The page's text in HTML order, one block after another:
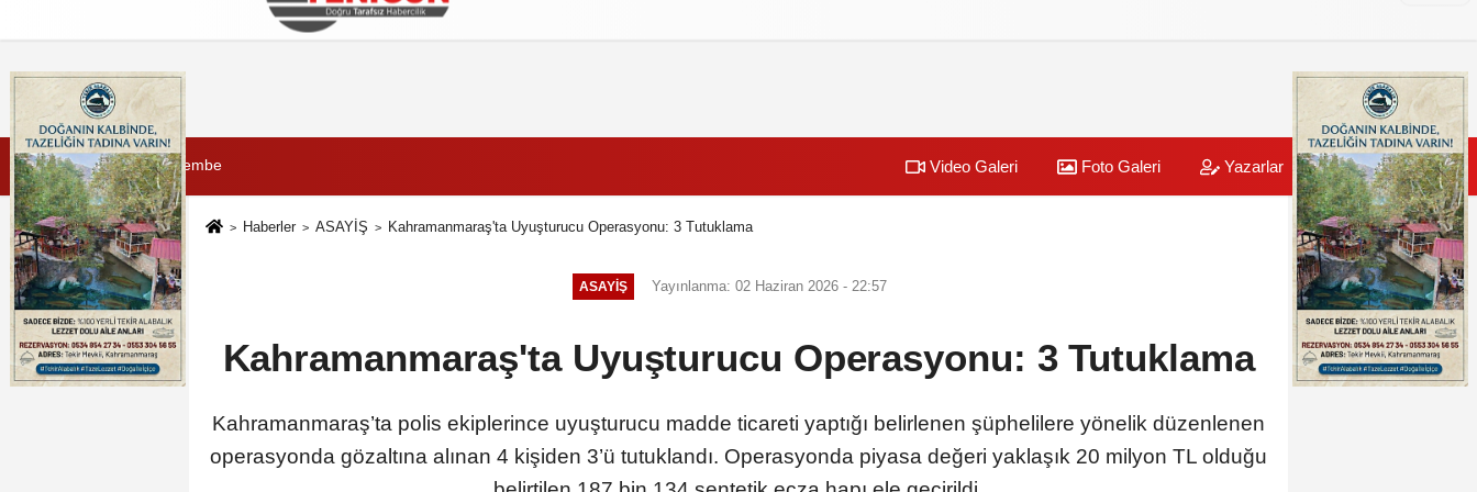
İletişim Çerez Politikası
6 Ağustos 2026, Perşembe Video Galeri Foto Galeri Yazarlar Üye Paneli
Haberler ASAYİŞ Kahramanmaraş'ta Uyuşturucu Operasyonu: 3 Tutuklama
ASAYİŞ Yayınlanma: 02 Haziran 2026 - 22:57
Kahramanmaraş'ta Uyuşturucu Operasyonu: 3 Tutuklama
Kahramanmaraş’ta polis ekiplerince uyuşturucu madde ticareti yaptığı belirlenen şüphelilere yönelik düzenlenen
operasyonda gözaltına alınan 4 kişiden 3’ü tutuklandı. Operasyonda piyasa değeri yaklaşık 20 milyon TL olduğu